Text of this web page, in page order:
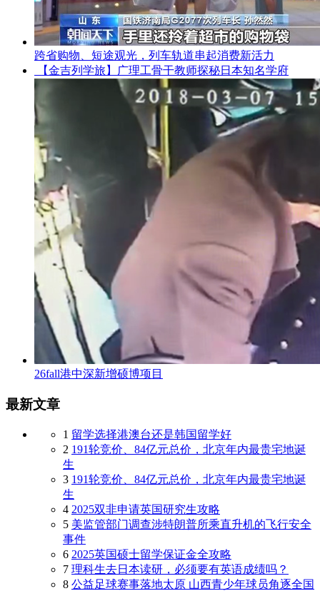
跨省购物、短途观光，列车轨道串起消费新活力
【金吉列学旅】广理工骨干教师探秘日本知名学府
26fall港中深新增硕博项目
最新文章
1 留学选择港澳台还是韩国留学好
2 191轮竞价、84亿元总价，北京年内最贵宅地诞
生
3 191轮竞价、84亿元总价，北京年内最贵宅地诞
生
4 2025双非申请英国研究生攻略
5 美监管部门调查涉特朗普所乘直升机的飞行安全
事件
6 2025英国硕士留学保证金全攻略
7 理科生去日本读研，必须要有英语成绩吗？
8 公益足球赛事落地太原 山西青少年球员角逐全国